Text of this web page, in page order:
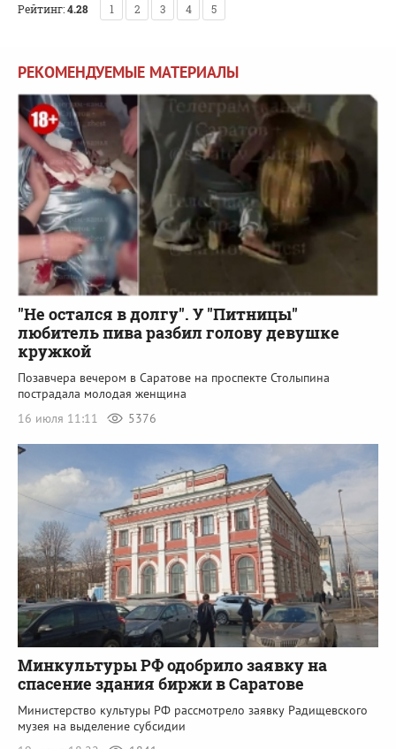
Рейтинг:4.28 1 2 3 4 5
РЕКОМЕНДУЕМЫЕ МАТЕРИАЛЫ
"Не остался в долгу". У "Питницы"
любитель пива разбил голову девушке
кружкой
Позавчера вечером в Саратове на проспекте Столыпина
пострадала молодая женщина
16 июля 11:11
5376
Минкультуры РФ одобрило заявку на
спасение здания биржи в Саратове
Министерство культуры РФ рассмотрело заявку Радищевского
музея на выделение субсидии